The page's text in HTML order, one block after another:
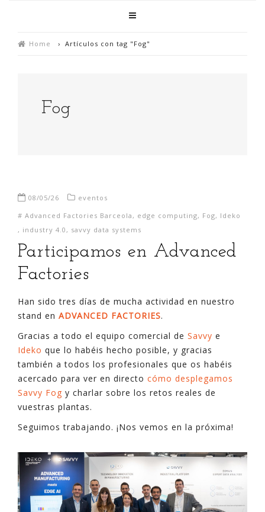
Home › Artículos con tag "Fog"
Fog
08/05/26
eventos
# Advanced Factories Barceola , edge computing, Fog, Ideko
, industry 4.0 , savvy data systems
Participamos en Advanced
Factories
Han sido tres días de mucha actividad en nuestro
stand en ADVANCED FACTORIES.
Gracias a todo el equipo comercial de Savvy e
Ideko que lo habéis hecho posible, y gracias
también a todos los profesionales que os habéis
acercado para ver en directo cómo desplegamos
Savvy Fog y charlar sobre los retos reales de
vuestras plantas.
Seguimos trabajando. ¡Nos vemos en la próxima!